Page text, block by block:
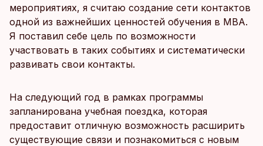
мероприятиях, я считаю создание сети контактов
одной из важнейших ценностей обучения в MBA.
Я поставил себе цель по возможности
участвовать в таких событиях и систематически
развивать свои контакты.
На следующий год в рамках программы
запланирована учебная поездка, которая
предоставит отличную возможность расширить
существующие связи и познакомиться с новым